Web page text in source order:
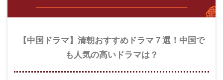
【中国ドラマ】清朝おすすめドラマ７選！中国で
も人気の高いドラマは？